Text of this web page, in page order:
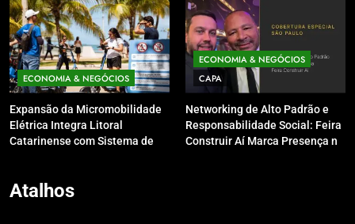
inverno
ECONOMIA & NEGÓCIOS
Expansão da Micromobilidade
Elétrica Integra Litoral
Catarinense com Sistema de
ECONOMIA & NEGÓCIOS
CAPA
Networking de Alto Padrão e
Responsabilidade Social: Feira
Construir Aí Marca Presença no
Atalhos